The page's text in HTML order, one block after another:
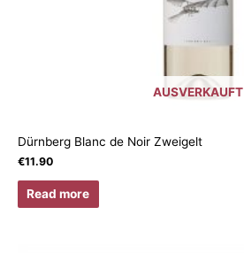
AUSVERKAUFT
Dürnberg Blanc de Noir Zweigelt
€11.90
Read more